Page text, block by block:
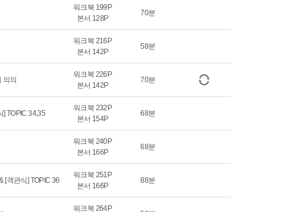
워크북 199P
본서 128P
70분
워크북 216P
본서 142P
58분
의의
워크북 226P
본서 142P
70분
] TOPIC 34,35
워크북 232P
본서 154P
68분
워크북 240P
본서 166P
68분
[객관식] TOPIC 36
워크북 251P
본서 166P
88분
워크북 264P